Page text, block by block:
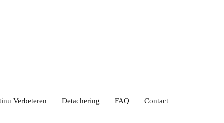
Verbeteren Detachering FAQ Contact